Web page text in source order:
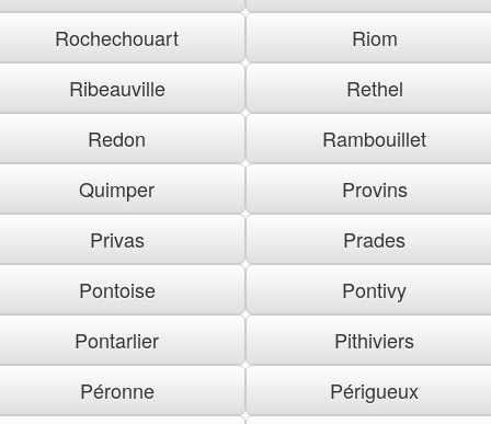
Rochechouart
Riom
Ribeauville
Rethel
Redon
Rambouillet
Quimper
Provins
Privas
Prades
Pontoise
Pontivy
Pontarlier
Pithiviers
Péronne
Périgueux